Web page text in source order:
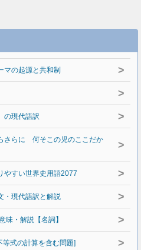
の起源と共和制 >
>
の現代語訳 >
さらに 何そこの児のここだか
>
すい世界史用語2077 >
・現代語訳と解説 >
味・解説【名詞】 >
式の計算を含む問題] >